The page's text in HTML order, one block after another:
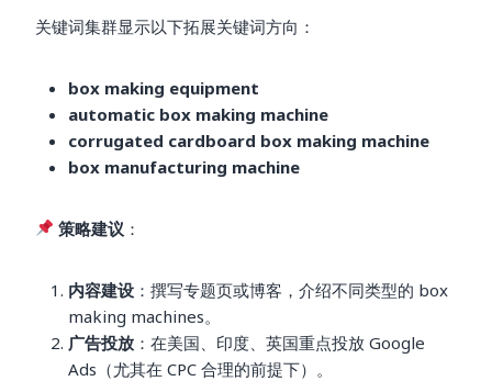
关键词集群显示以下拓展关键词方向：
box making equipment
automatic box making machine
corrugated cardboard box making machine
box manufacturing machine
策略建议 ：
内容建设 ：撰写专题页或博客，介绍不同类型的 box
making machines。
广告投放 ：在美国、印度、英国重点投放 Google
Ads（尤其在 CPC 合理的前提下）。